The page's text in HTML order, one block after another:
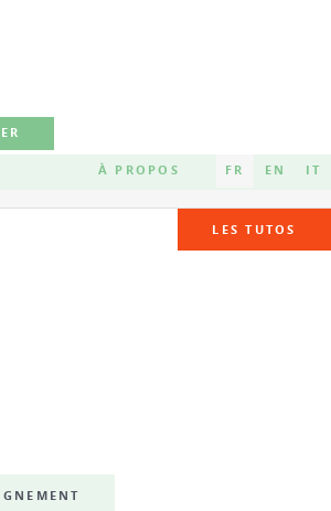
À PROPOS FR EN IT
LES TUTOS